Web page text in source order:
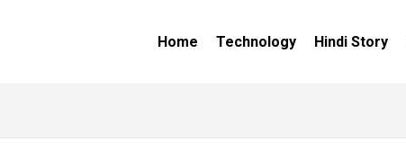
Home Technology Hindi Story